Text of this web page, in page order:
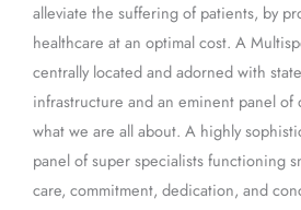
alleviate the suffering of patients, by
healthcare at an optimal cost. A
centrally located and adorned with
infrastructure and an eminent panel of
what we are all about. A highly
panel of super specialists functioning
care, commitment, dedication, and